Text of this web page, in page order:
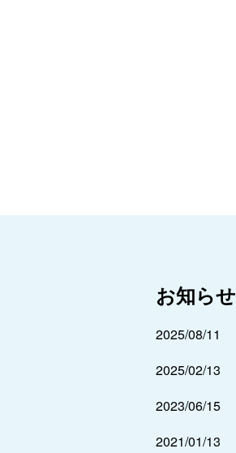
お知らせ
2025/08/11
2025/02/13
2023/06/15
2021/01/13